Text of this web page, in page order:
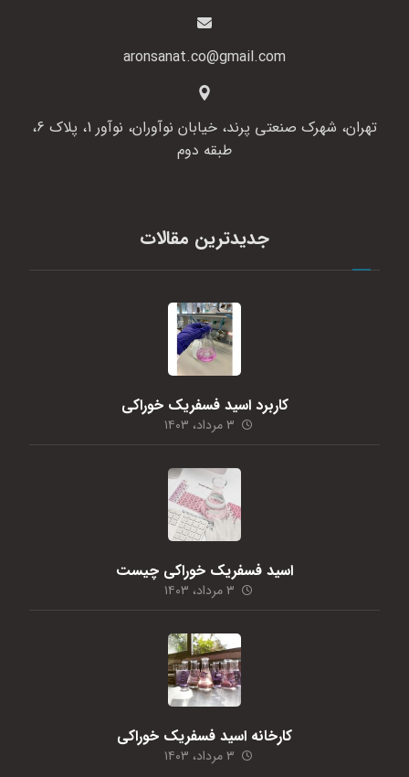
aronsanat.co@gmail.com
تهران، شهرک صنعتی پرند، خیابان نوآوران، نوآور 1، پلاک 6،
طبقه دوم
جدیدترین مقالات
کاربرد اسید فسفریک خوراکی
۳ مرداد، ۱۴۰۳
اسید فسفریک خوراکی چیست
۳ مرداد، ۱۴۰۳
کارخانه اسید فسفریک خوراکی
۳ مرداد، ۱۴۰۳